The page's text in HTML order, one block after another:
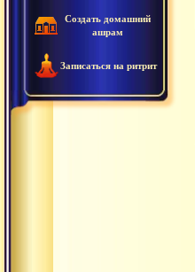
Создать домашний
ашрам
Записаться на ритрит